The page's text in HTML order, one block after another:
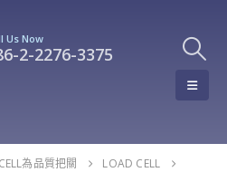
Us Now
2-2276-3375
為品質把關
LOAD CELL